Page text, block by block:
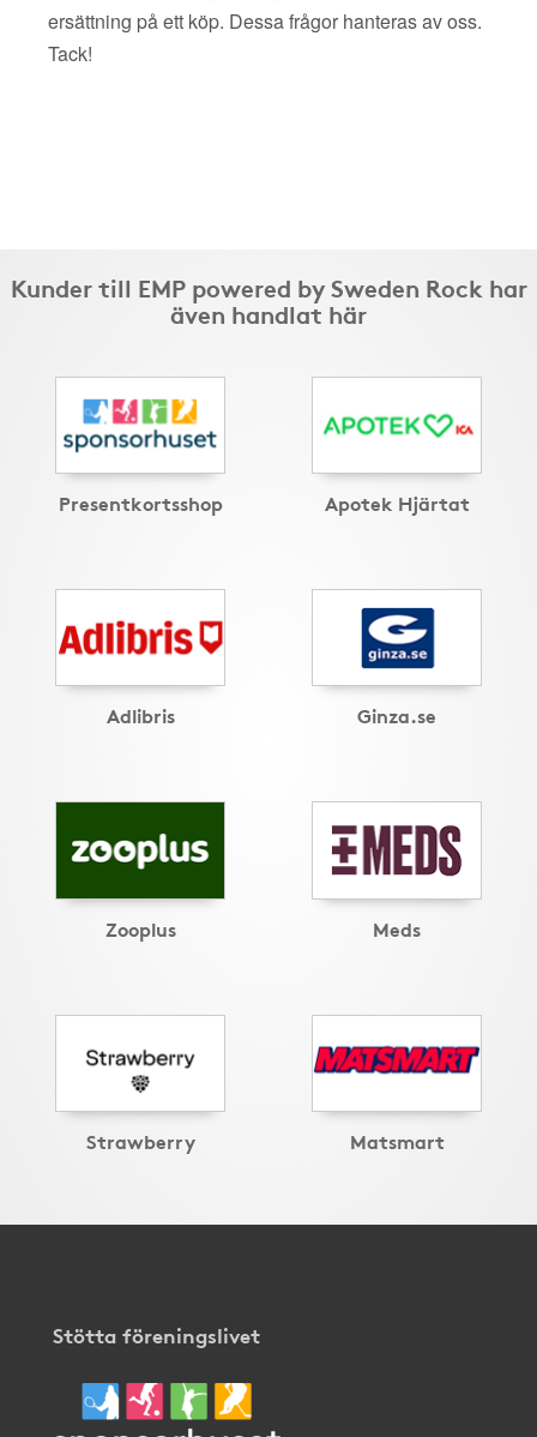
ersättning på ett köp. Dessa frågor hanteras av oss.
Tack!
Kunder till EMP powered by Sweden Rock har
även handlat här
Presentkortsshop Apotek Hjärtat
Adlibris Ginza.se
Zooplus Meds
Strawberry Matsmart
Stötta föreningslivet